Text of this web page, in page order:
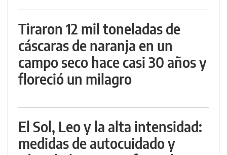
Tiraron 12 mil toneladas de
cáscaras de naranja en un
campo seco hace casi 30 años y
floreció un milagro
El Sol, Leo y la alta intensidad:
medidas de autocuidado y